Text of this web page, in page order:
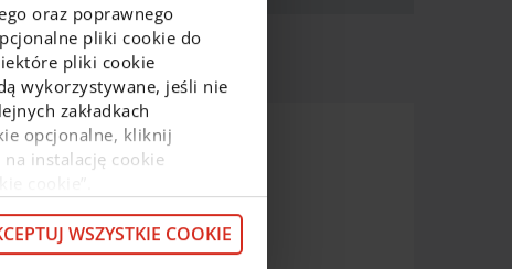
oraz poprawnego
pliki cookie do
pliki cookie
wykorzystywane, jeśli nie
zakładkach
opcjonalne, kliknij
na instalację cookie
podlinkiem.
WSZYSTKIE COOKIE
i mieszkalnictwa